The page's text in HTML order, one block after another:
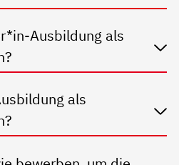
Ausbildung als
als